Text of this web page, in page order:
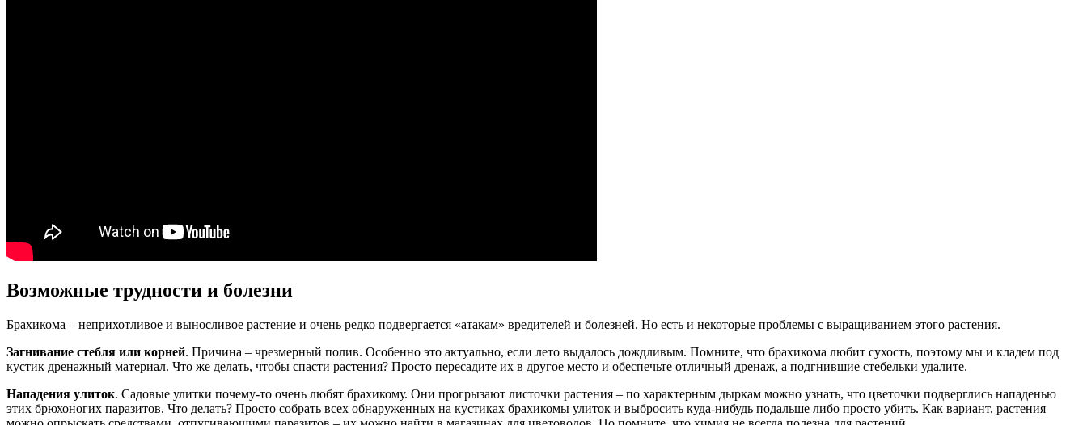
Возможные трудности и болезни
Брахикома – неприхотливое и выносливое растение и очень редко подвергается «атакам» вредителей и болезней. Но есть и некоторые проблемы с выращиванием этого растения.
Загнивание стебля или корней. Причина – чрезмерный полив. Особенно это актуально, если лето выдалось дождливым. Помните, что брахикома любит сухость, поэтому мы и кладем под
кустик дренажный материал. Что же делать, чтобы спасти растения? Просто пересадите их в другое место и обеспечьте отличный дренаж, а подгнившие стебельки удалите.
Нападения улиток. Садовые улитки почему-то очень любят брахикому. Они прогрызают листочки растения – по характерным дыркам можно узнать, что цветочки подверглись нападенью
этих брюхоногих паразитов. Что делать? Просто собрать всех обнаруженных на кустиках брахикомы улиток и выбросить куда-нибудь подальше либо просто убить. Как вариант, растения